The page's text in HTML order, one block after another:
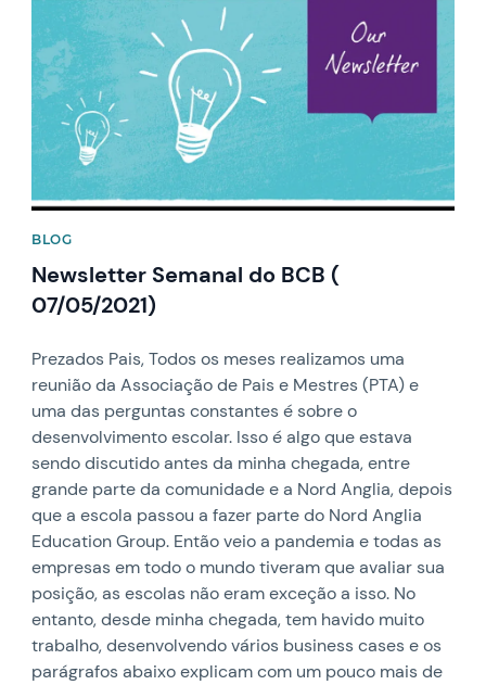
BLOG
Newsletter Semanal do BCB (
07/05/2021)
Prezados Pais, Todos os meses realizamos uma
reunião da Associação de Pais e Mestres (PTA) e
uma das perguntas constantes é sobre o
desenvolvimento escolar. Isso é algo que estava
sendo discutido antes da minha chegada, entre
grande parte da comunidade e a Nord Anglia, depois
que a escola passou a fazer parte do Nord Anglia
Education Group. Então veio a pandemia e todas as
empresas em todo o mundo tiveram que avaliar sua
posição, as escolas não eram exceção a isso. No
entanto, desde minha chegada, tem havido muito
trabalho, desenvolvendo vários business cases e os
parágrafos abaixo explicam com um pouco mais de